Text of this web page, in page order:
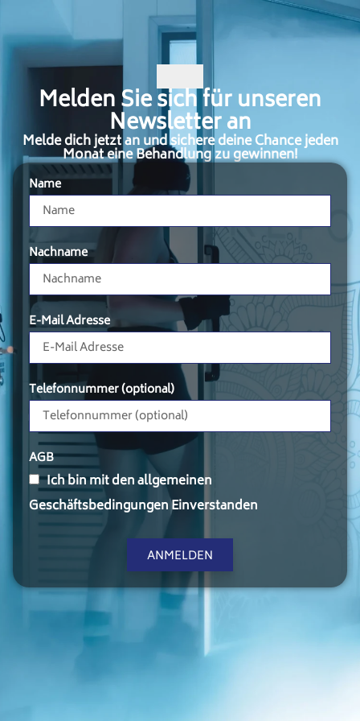
Melden Sie sich für unseren
Newsletter an
Melde dich jetzt an und sichere deine Chance jeden
Monat eine Behandlung zu gewinnen!
Name
Nachname
E-Mail Adresse
Telefonnummer (optional)
AGB
Ich bin mit den allgemeinen
Geschäftsbedingungen Einverstanden
ANMELDEN